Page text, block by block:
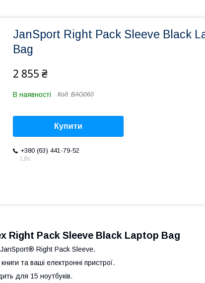
JanSport Right Pack Sleeve Black
Bag
2 855 ₴
В наявності Код: BAG060
Купити
+380 (63) 441-79-52
Life
Right Pack Sleeve Black Laptop Bag
JanSport® Right Pack Sleeve.
та ваші електронні пристрої.
для 15 ноутбуків.